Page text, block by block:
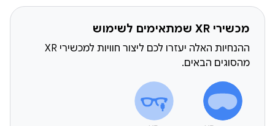
מכשירי XR שמתאימים לשימוש
ההנחיות האלה יעזרו לכם ליצור חוויות למכשירי XR
מהסוגים הבאים.